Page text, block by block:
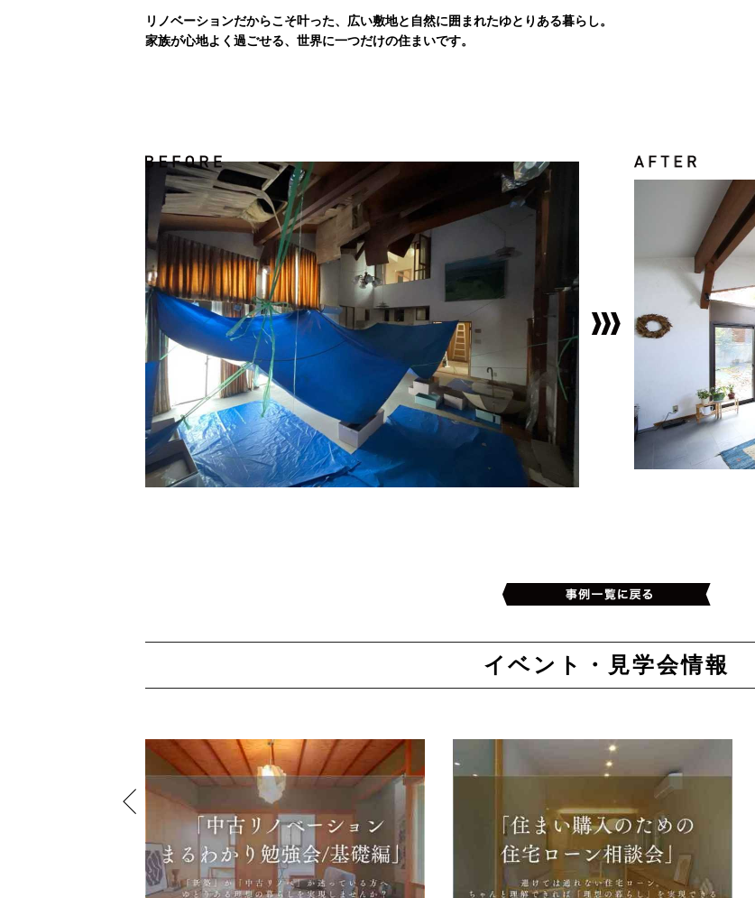
リノベーションだからこそ叶った、広い敷地と自然に囲まれたゆとりある暮らし。
家族が心地よく過ごせる、世界に一つだけの住まいです。
イベント・見学会情報